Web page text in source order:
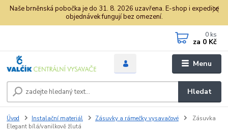
Naše brněnská pobočka je do 31. 8. 2026 uzavřena. E-shop i expedice
objednávek fungují bez omezení.
Menu
Hledat
0 ks
za 0 Kč
Úvod Instalační materiál Zásuvky a rámečky vysavačové
Zásuvka
Elegant bílá/vanilkově žlutá